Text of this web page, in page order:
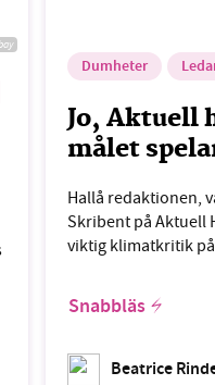
Dumheter
Jo, Aktuell
målet
Hallå redaktionen,
Skribent på Aktuell
viktig klimatkritik
Snabbläs
Beatrice